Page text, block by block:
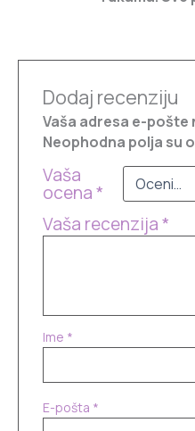
Dodaj recenziju
Vaša adresa e-pošte
Neophodna polja su
Vaša
ocena*
Vaša recenzija*
Ime *
E-pošta *